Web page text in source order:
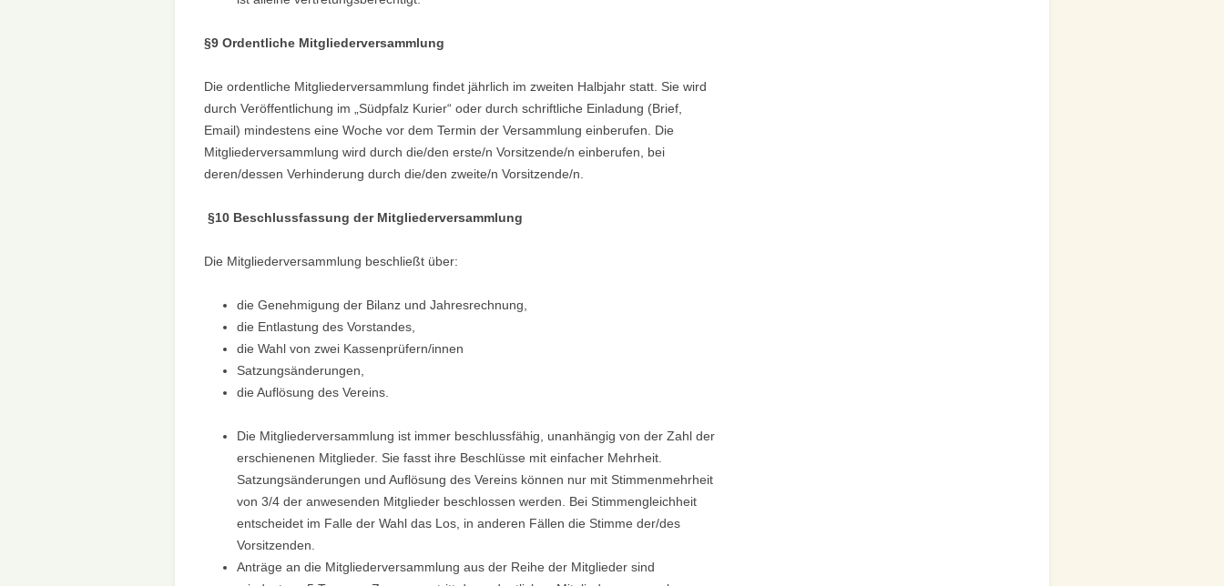
§9 Ordentliche Mitgliederversammlung
Die ordentliche Mitgliederversammlung findet jährlich im zweiten Halbjahr statt. Sie wird
durch Veröffentlichung im „Südpfalz Kurier“ oder durch schriftliche Einladung (Brief,
Email) mindestens eine Woche vor dem Termin der Versammlung einberufen. Die
Mitgliederversammlung wird durch die/den erste/n Vorsitzende/n einberufen, bei
deren/dessen Verhinderung durch die/den zweite/n Vorsitzende/n.
§10 Beschlussfassung der Mitgliederversammlung
Die Mitgliederversammlung beschließt über:
die Genehmigung der Bilanz und Jahresrechnung,
die Entlastung des Vorstandes,
die Wahl von zwei Kassenprüfern/innen
Satzungsänderungen,
die Auflösung des Vereins.
Die Mitgliederversammlung ist immer beschlussfähig, unanhängig von der Zahl der
erschienenen Mitglieder. Sie fasst ihre Beschlüsse mit einfacher Mehrheit.
Satzungsänderungen und Auflösung des Vereins können nur mit Stimmenmehrheit
von 3/4 der anwesenden Mitglieder beschlossen werden. Bei Stimmengleichheit
entscheidet im Falle der Wahl das Los, in anderen Fällen die Stimme der/des
Vorsitzenden.
Anträge an die Mitgliederversammlung aus der Reihe der Mitglieder sind